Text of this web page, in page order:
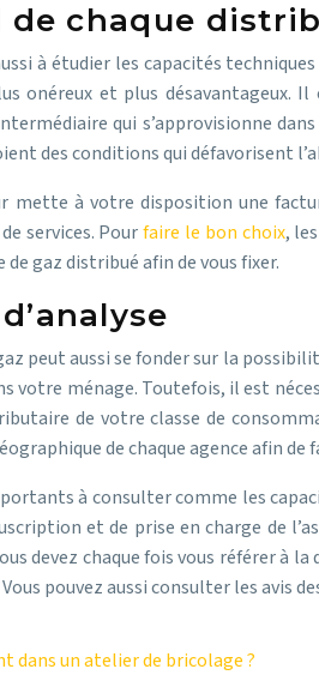
chaque
à étudier les capacités
onéreux et plus
qui s’approvisionne
des conditions qui défavorisent
à votre disposition une
services. Pourfaire le bon choix,
gaz distribué afin de vous fixer.
peut aussi se fonder sur la
votre ménage. Toutefois, il est
de votre classe de
de chaque agence afin de
à consulter comme les
et de prise en charge de
devez chaque fois vous référer à
pouvez aussi consulter les
dans un atelier de bricolage ?